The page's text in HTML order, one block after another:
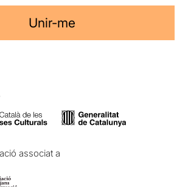
Unir-me
associat a